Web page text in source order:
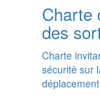
Charte
des
Charte
sécurité sur